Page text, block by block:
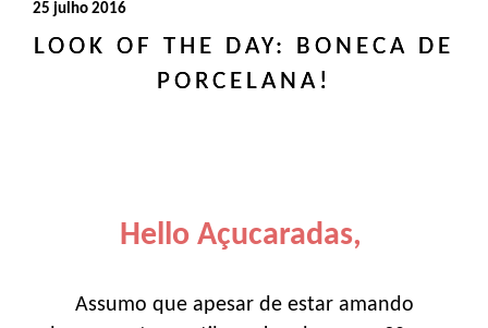
25 julho 2016
LOOK OF THE DAY: BONECA DE
PORCELANA!
Hello Açucaradas,
Assumo que apesar de estar amando